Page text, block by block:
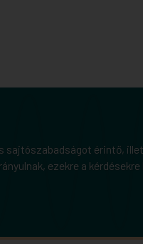
sajtószabadságot érintő,
ezekre a